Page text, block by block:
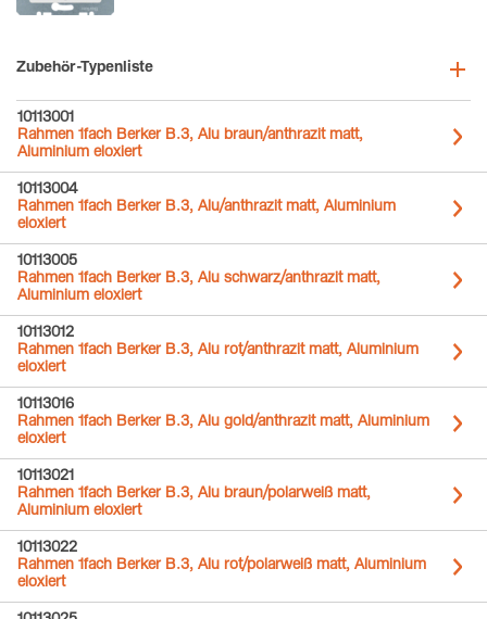
Zubehör-Typenliste
10113001
Rahmen 1fach Berker B.3, Alu braun/anthrazit matt,
Aluminium eloxiert
10113004
Rahmen 1fach Berker B.3, Alu/anthrazit matt, Aluminium
eloxiert
10113005
Rahmen 1fach Berker B.3, Alu schwarz/anthrazit matt,
Aluminium eloxiert
10113012
Rahmen 1fach Berker B.3, Alu rot/anthrazit matt, Aluminium
eloxiert
10113016
Rahmen 1fach Berker B.3, Alu gold/anthrazit matt, Aluminium
eloxiert
10113021
Rahmen 1fach Berker B.3, Alu braun/polarweiß matt,
Aluminium eloxiert
10113022
Rahmen 1fach Berker B.3, Alu rot/polarweiß matt, Aluminium
eloxiert